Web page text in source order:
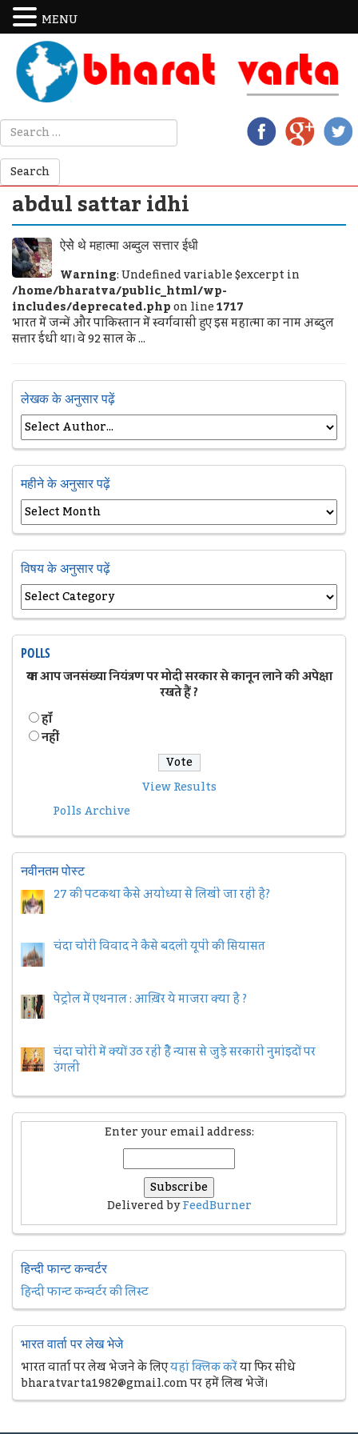
abdul sattar idhi
ऐसेे थे महात्मा अब्दुल सत्तार ईधी
Warning: Undefined variable $excerpt in
/home/bharatva/public_html/wp-
includes/deprecated.phpon line1717
भारत में जन्में और पाकिस्तान में स्वर्गवासी हुए इस महात्मा का नाम अब्दुल
सत्तार ईधी था। वे 92 साल के ...
लेखक के अनुसार पढ़ें
महीने के अनुसार पढ़ें
विषय के अनुसार पढ़ें
POLLS
क्या आप जनसंख्या नियंत्रण पर मोदी सरकार से कानून लाने की अपेक्षा
रखते हैं ?
हॉं
नहीं
View Results
Polls Archive
नवीनतम पोस्ट
27 की पटकथा कैसे अयोध्या से लिखी जा रही है?
चंदा चोरी विवाद ने कैसे बदली यूपी की सियासत
पेट्रोल में एथनाल : आख़िर ये माजरा क्या है ?
चंदा चोरी में क्यों उठ रही हैैं न्यास से जुड़े सरकारी नुमांइदों पर
उंगली
Enter your email address:
Delivered byFeedBurner
हिन्दी फान्ट कन्वर्टर
हिन्दी फान्ट कन्वर्टर की लिस्ट
भारत वार्ता पर लेख भेजे
भारत वार्ता पर लेख भेजने के लिएयहां क्लिक करेंया फिर सीधे
bharatvarta1982@gmail.com पर हमें लिख भेजें।
MENU